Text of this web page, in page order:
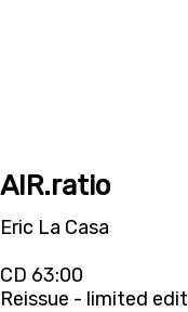
AIR.ratio
Eric La Casa
CD 63:00
Reissue - limited